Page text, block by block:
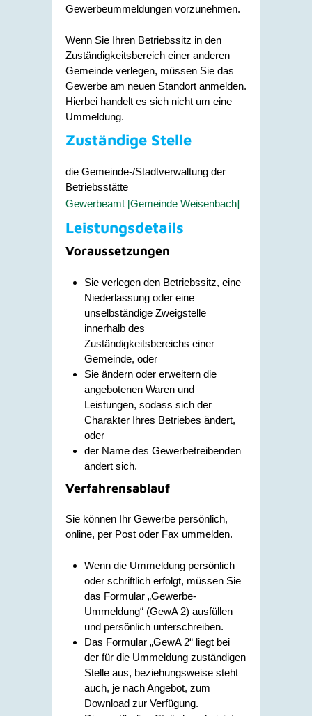
Gewerbeummeldungen vorzunehmen.
Wenn Sie Ihren Betriebssitz in den
Zuständigkeitsbereich einer anderen
Gemeinde verlegen, müssen Sie das
Gewerbe am neuen Standort anmelden.
Hierbei handelt es sich nicht um eine
Ummeldung.
Zuständige Stelle
die Gemeinde-/Stadtverwaltung der
Betriebsstätte
Gewerbeamt [Gemeinde Weisenbach]
Leistungsdetails
Voraussetzungen
Sie verlegen den Betriebssitz, eine
Niederlassung oder eine
unselbständige Zweigstelle
innerhalb des
Zuständigkeitsbereichs einer
Gemeinde, oder
Sie ändern oder erweitern die
angebotenen Waren und
Leistungen, sodass sich der
Charakter Ihres Betriebes ändert,
oder
der Name des Gewerbetreibenden
ändert sich.
Verfahrensablauf
Sie können Ihr Gewerbe persönlich,
online, per Post oder Fax ummelden.
Wenn die Ummeldung persönlich
oder schriftlich erfolgt, müssen Sie
das Formular „Gewerbe-
Ummeldung“ (GewA 2) ausfüllen
und persönlich unterschreiben.
Das Formular „GewA 2“ liegt bei
der für die Ummeldung zuständigen
Stelle aus, beziehungsweise steht
auch, je nach Angebot, zum
Download zur Verfügung.